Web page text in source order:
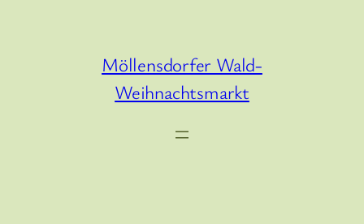
Möllensdorfer Wald-
Weihnachtsmarkt